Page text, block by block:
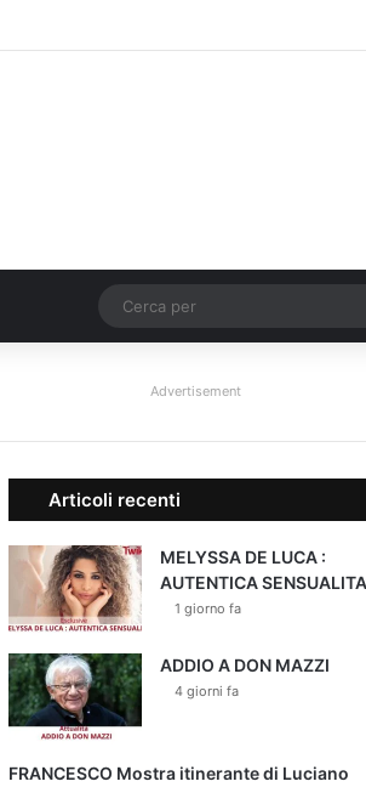
Un articolo a caso
Advertisement
Articoli recenti
MELYSSA DE LUCA :
AUTENTICA
1 giorno fa
ADDIO A DON MAZZI
4 giorni fa
FRANCESCO Mostra itinerante di Luciano